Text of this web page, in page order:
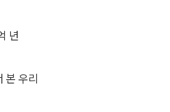
년
본 우리